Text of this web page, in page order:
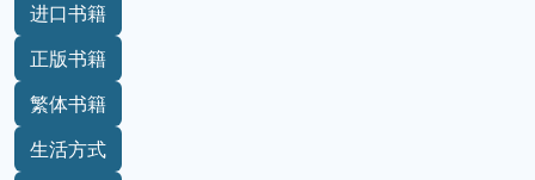
进口书籍
正版书籍
繁体书籍
生活方式